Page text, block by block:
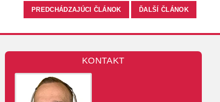
PREDCHÁDZAJÚCI ČLÁNOK ĎALŠÍ ČLÁNOK
KONTAKT